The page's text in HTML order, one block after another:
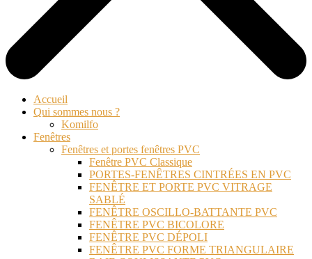
Accueil
Qui sommes nous ?
Komilfo
Fenêtres
Fenêtres et portes fenêtres PVC
Fenêtre PVC Classique
PORTES-FENÊTRES CINTRÉES EN PVC
FENÊTRE ET PORTE PVC VITRAGE
SABLÉ
FENÊTRE OSCILLO-BATTANTE PVC
FENÊTRE PVC BICOLORE
FENÊTRE PVC DÉPOLI
FENÊTRE PVC FORME TRIANGULAIRE